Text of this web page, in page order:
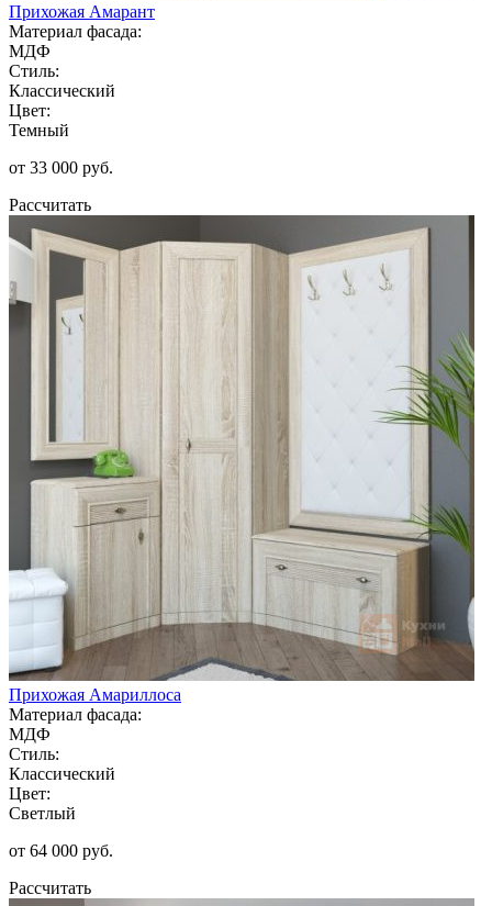
Прихожая Амарант
Материал фасада:
МДФ
Стиль:
Классический
Цвет:
Темный
от 33 000 руб.
Рассчитать
Прихожая Амариллоса
Материал фасада:
МДФ
Стиль:
Классический
Цвет:
Светлый
от 64 000 руб.
Рассчитать